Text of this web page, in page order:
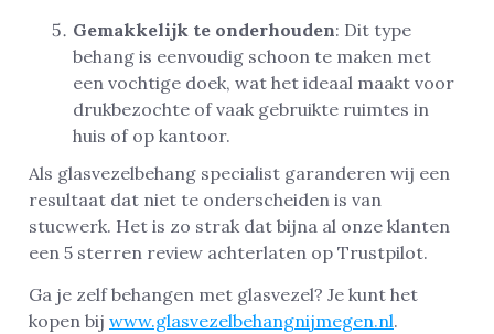
Gemakkelijk te onderhouden: Dit type
behang is eenvoudig schoon te maken met
een vochtige doek, wat het ideaal maakt voor
drukbezochte of vaak gebruikte ruimtes in
huis of op kantoor.
Als glasvezelbehang specialist garanderen wij een
resultaat dat niet te onderscheiden is van
stucwerk. Het is zo strak dat bijna al onze klanten
een 5 sterren review achterlaten op Trustpilot.
Ga je zelf behangen met glasvezel? Je kunt het
kopen bij www.glasvezelbehangnijmegen.nl.